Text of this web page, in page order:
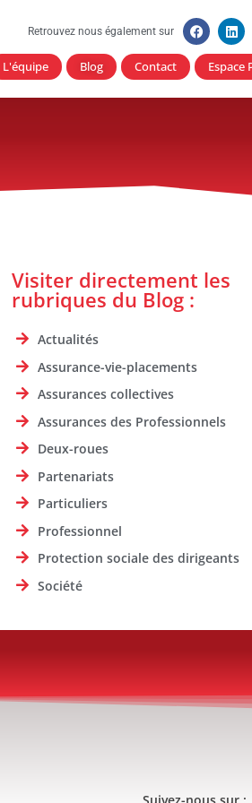
Retrouvez nous également sur
L'équipe Blog Contact Espace
Visiter directement les
rubriques du Blog :
Actualités
Assurance-vie-placements
Assurances collectives
Assurances des Professionnels
Deux-roues
Partenariats
Particuliers
Professionnel
Protection sociale des dirigeants
Société
Suivez-nous sur :